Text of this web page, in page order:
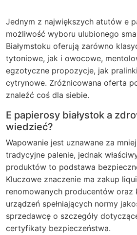
Jednym z największych atutów e
możliwość wyboru ulubionego
Białymstoku oferują zarówno
tytoniowe, jak i owocowe,
egzotyczne propozycje, jak
cytrynowe. Zróżnicowana oferta
znaleźć coś dla siebie.
E papierosy białystok a
wiedzieć?
Wapowanie jest uznawane za
tradycyjne palenie, jednak
produktów to podstawa
Kluczowe znaczenie ma zakup
renomowanych producentów oraz
urządzeń spełniających normy
sprzedawcę o szczegóły
certyfikaty bezpieczeństwa.